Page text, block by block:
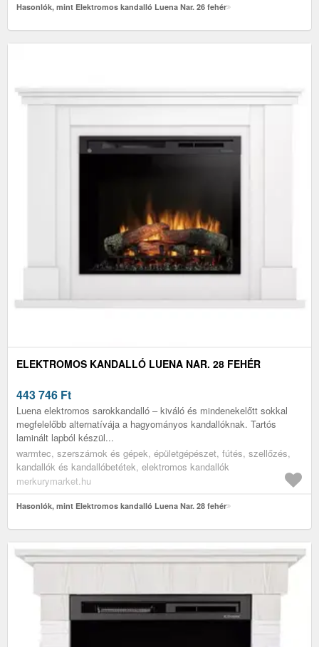
Hasonlók, mint Elektromos kandalló Luena Nar. 26 fehér
ELEKTROMOS KANDALLÓ LUENA NAR. 28 FEHÉR
443 746 Ft
Luena elektromos sarokkandalló – kiváló és mindenekelőtt sokkal
megfelelőbb alternatívája a hagyományos kandallóknak. Tartós
laminált lapból készül...
warmtec, szerszámok és gépek, épületgépészet, fútés, szellőzés,
kandallók és kandallóbetétek, elektromos kandallók
merkurymarket.hu
Hasonlók, mint Elektromos kandalló Luena Nar. 28 fehér